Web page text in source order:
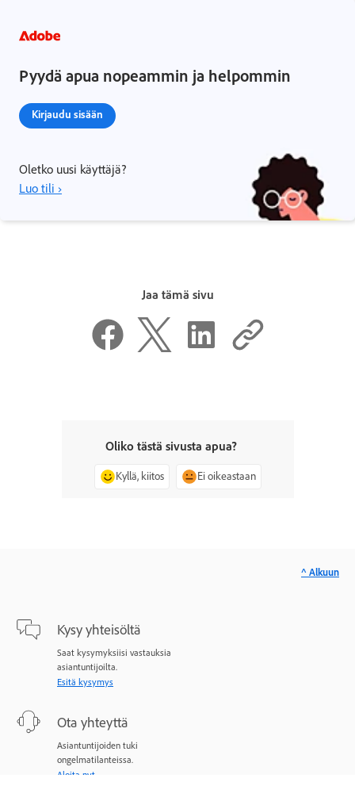
Pyydä apua nopeammin ja helpommin
Kirjaudu sisään
Oletko uusi käyttäjä?
Luo tili ›
Jaa tämä sivu
Oliko tästä sivusta apua?
Kyllä, kiitos Ei oikeastaan
Kysy yhteisöltä
Saat kysymyksiisi vastauksia
asiantuntijoilta.
Esitä kysymys
Ota yhteyttä
Asiantuntijoiden tuki
ongelmatilanteissa.
Aloita nyt
^ Alkuun